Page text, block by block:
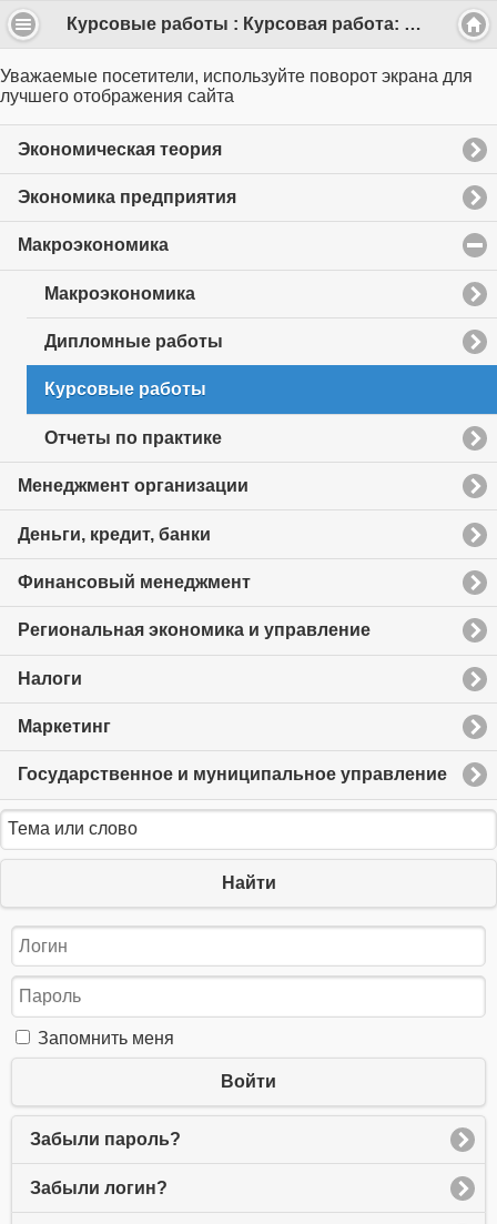
Курсовые работы : Курсовая работа: Мировые экономические кризисы (22 стр.)
Уважаемые посетители, используйте поворот экрана для
лучшего отображения сайта
Экономическая теория
Экономика предприятия
Макроэкономика
to
collapse
Макроэкономика
Дипломные работы
Курсовые работы
Отчеты по практике
Менеджмент организации
Деньги, кредит, банки
Финансовый менеджмент
Региональная экономика и управление
Налоги
Маркетинг
Государственное и муниципальное управление
Найти
Запомнить меня
Войти
Забыли пароль?
Забыли логин?